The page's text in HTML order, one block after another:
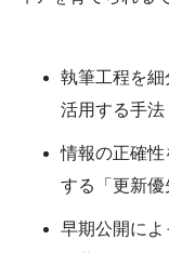
執筆工程を
活用する手法
情報の正確
する「更新
早期公開に